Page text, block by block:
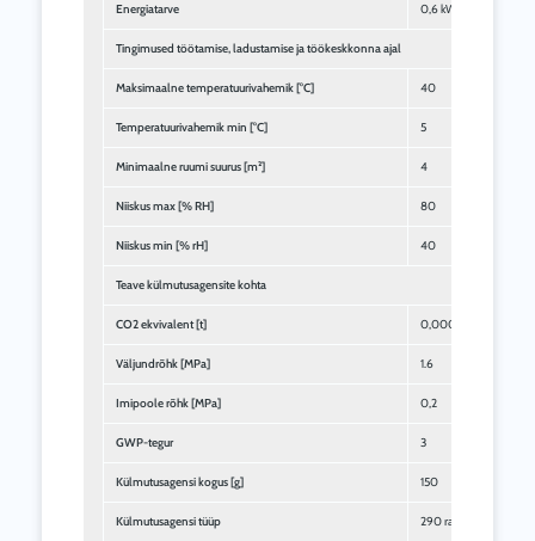
Energiatarve 0,6 kW
Tingimused töötamise, ladustamise ja töökeskkonna ajal
Maksimaalne temperatuurivahemik [°C] 40
Temperatuurivahemik min [°C] 5
Minimaalne ruumi suurus [m²] 4
Niiskus max [% RH] 80
Niiskus min [% rH] 40
Teave külmutusagensite kohta
CO2 ekvivalent [t] 0,0005
Väljundrõhk [MPa] 1.6
Imipoole rõhk [MPa] 0,2
GWP-tegur 3
Külmutusagensi kogus [g] 150
Külmutusagensi tüüp 290 randi